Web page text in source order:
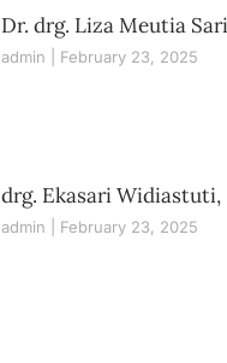
Dr. drg. Liza Meutia
admin February 23, 2025
drg. Ekasari Widiastuti,
admin February 23, 2025